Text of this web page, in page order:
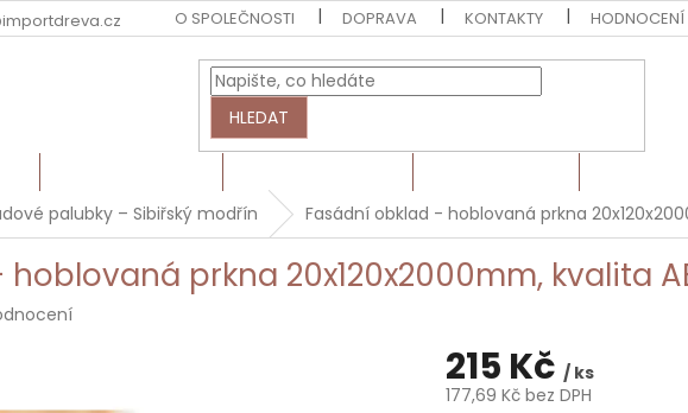
O SPOLEČNOSTI DOPRAVA KONTAKTY HODNOCENÍ
HLEDAT
palubky – Sibiřský modřín Fasádní obklad - hoblovaná prkna
prkna 20x120x2000mm, kvalita
215 Kč / ks
177,69 Kč bez DPH